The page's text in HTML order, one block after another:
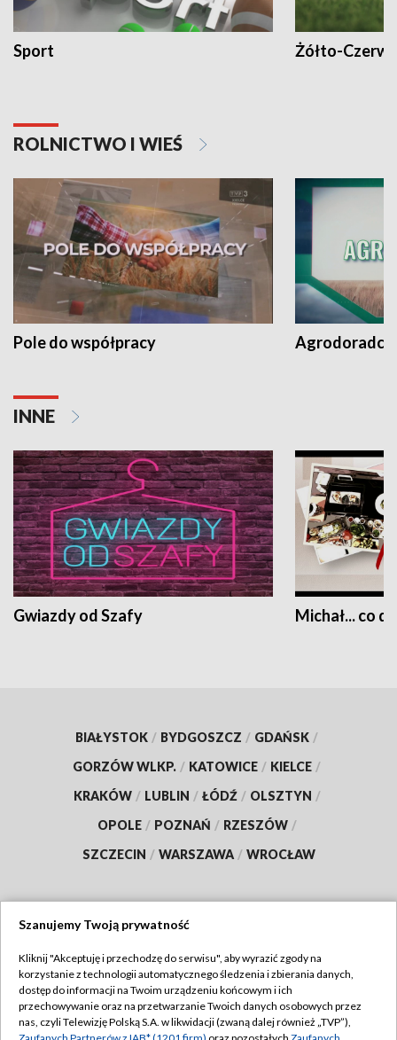
Sport Żółto-
ROLNICTWO I WIEŚ
Pole do współpracy Agrodoradcy
INNE
Gwiazdy od Szafy Michał... co
BIAŁYSTOK / BYDGOSZCZ / GDAŃSK /
GORZÓW WLKP. / KATOWICE / KIELCE /
KRAKÓW / LUBLIN / ŁÓDŹ / OLSZTYN /
OPOLE / POZNAŃ / RZESZÓW /
SZCZECIN / WARSZAWA / WROCŁAW
TVP
Abonament TVP
Emisja w TVP
Regulamin TVP
Szanujemy Twoją prywatność
Kliknij "Akceptuję i przechodzę do serwisu", aby wyrazić zgody na
korzystanie z technologii automatycznego śledzenia i zbierania danych,
dostęp do informacji na Twoim urządzeniu końcowym i ich
przechowywanie oraz na przetwarzanie Twoich danych osobowych przez
nas, czyli Telewizję Polską S.A. w likwidacji (zwaną dalej również „TVP”),